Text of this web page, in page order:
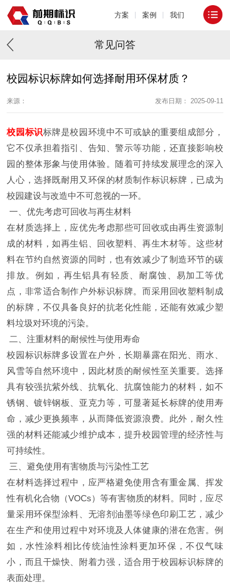
方案 案例 我们
常见问答
校园标识标牌如何选择耐用环保材质？
来源： 发布日期： 2025-09-11
校园标识标牌是校园环境中不可或缺的重要组成部分，
它不仅承担着指引、告知、警示等功能，还直接影响校
园的整体形象与使用体验。随着可持续发展理念的深入
人心，选择既耐用又环保的材质制作标识标牌，已成为
校园建设与改造中不可忽视的一环。
一、优先考虑可回收与再生材料
在材质选择上，应优先考虑那些可回收或由再生资源制
成的材料，如再生铝、回收塑料、再生木材等。这些材
料在节约自然资源的同时，也有效减少了制造环节的碳
排放。例如，再生铝具有轻质、耐腐蚀、易加工等优
点，非常适合制作户外标识标牌。而采用回收塑料制成
的标牌，不仅具备良好的抗老化性能，还能有效减少塑
料垃圾对环境的污染。
二、注重材料的耐候性与使用寿命
校园标识标牌多设置在户外，长期暴露在阳光、雨水、
风雪等自然环境中，因此材质的耐候性至关重要。选择
具有较强抗紫外线、抗氧化、抗腐蚀能力的材料，如不
锈钢、镀锌钢板、亚克力等，可显著延长标牌的使用寿
命，减少更换频率，从而降低资源浪费。此外，耐久性
强的材料还能减少维护成本，提升校园管理的经济性与
可持续性。
三、避免使用有害物质与污染性工艺
在材料选择过程中，应严格避免使用含有重金属、挥发
性有机化合物（VOCs）等有害物质的材料。同时，应尽
量采用环保型涂料、无溶剂油墨等绿色印刷工艺，减少
在生产和使用过程中对环境及人体健康的潜在危害。例
如，水性涂料相比传统油性涂料更加环保，不仅气味
小，而且干燥快、附着力强，适合用于校园标识标牌的
表面处理。